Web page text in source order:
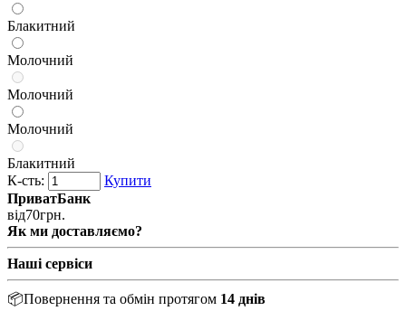
Блакитний
Молочний
Молочний
Молочний
Блакитний
К-сть:
Купити
ПриватБанк
від70грн.
Як ми доставляємо?
Наші сервіси
📦Повернення та обмін протягом 14 днів